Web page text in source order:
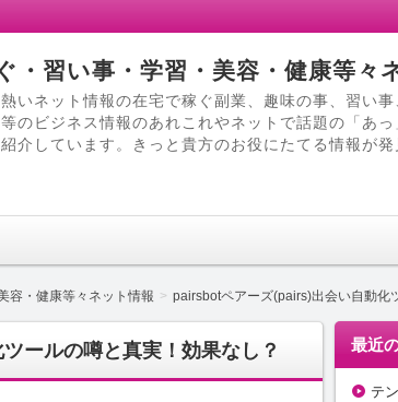
・習い事・学習・美容・健康等々
いネット情報の在宅で稼ぐ副業、趣味の事、習い
のビジネス情報のあれこれやネットで話題の「あ
介しています。きっと貴方のお役にたてる情報が
容・健康等々ネット情報 pairsbotペアーズ(pairs)出会い自動化
ールの噂と真実！効果なし？ 最近
テ